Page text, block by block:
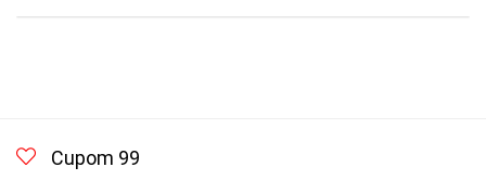
Cupom 99